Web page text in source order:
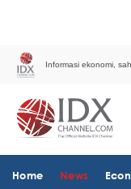
Informasi ekonomi,
Home News